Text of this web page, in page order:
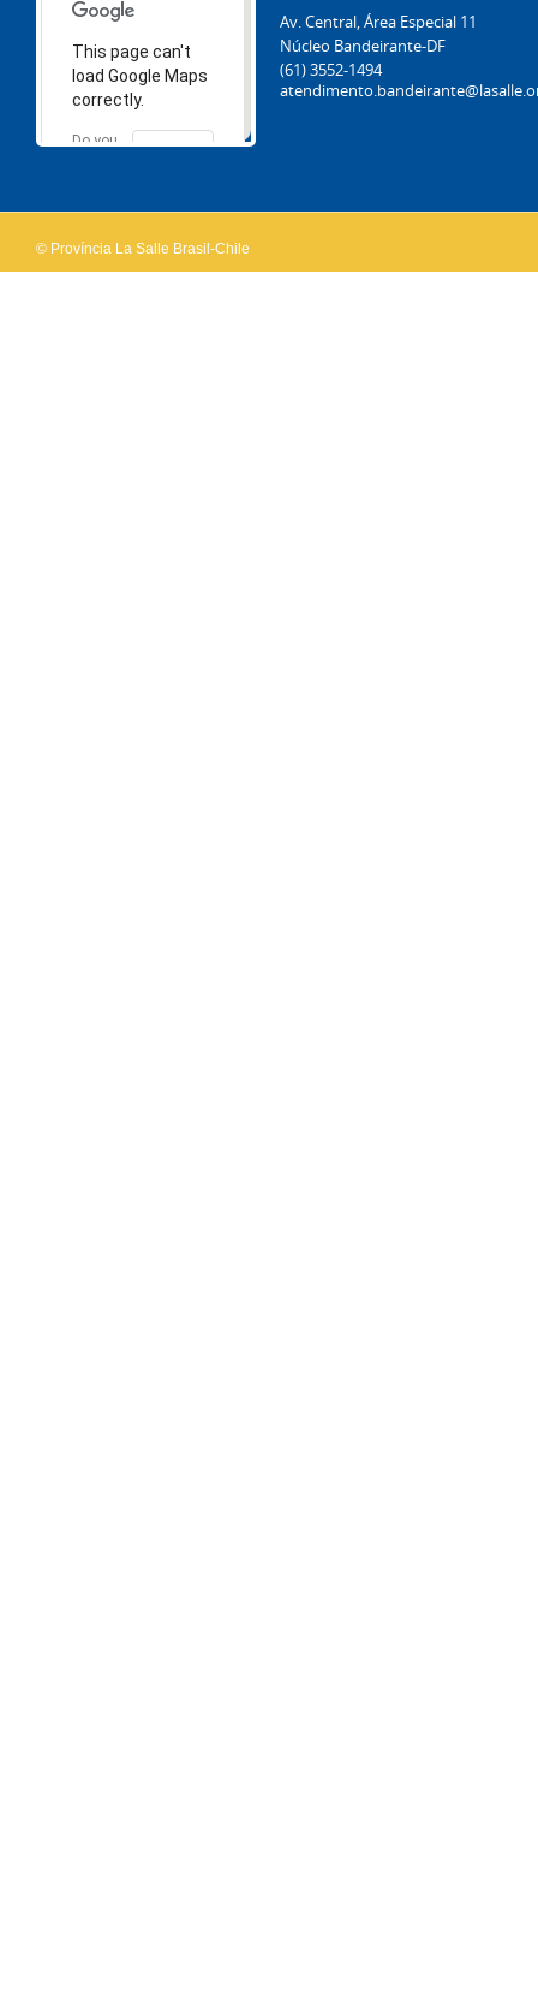
This page can't
load Google Maps
correctly.
Do you
OK
Av. Central, Área Especial 11
Núcleo Bandeirante-DF
(61) 3552-1494
© Província La Salle Brasil-Chile